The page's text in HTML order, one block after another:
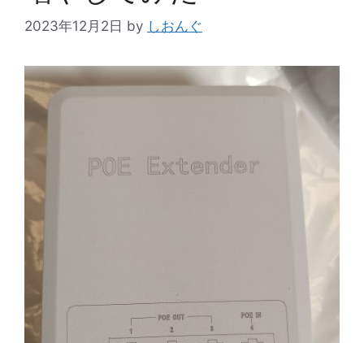
2023年12月2日 by しおんぐ